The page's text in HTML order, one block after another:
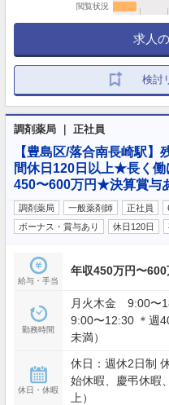
閲覧状況
求人
検討
調剤薬局 ｜ 正社員
【豊島区/落合南長崎駅
間休日120日以上★長く
450〜600万円★決算賞与
調剤薬局 一般薬剤師 正社員
ボーナス・賞与あり
休日120日
給与・手当
年収450万円〜600
勤務時間
月火木金 9:00〜
9:00〜12:30 ＊週
未満）
休日・休暇
休日：週休2日制
始休暇、慶弔休暇
上）